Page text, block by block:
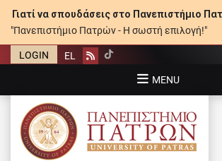
Γιατί να σπουδάσεις στο Πανεπιστήμιο
"Πανεπιστήμιο Πατρών - Η σωστή επιλογή!"
LOGIN EL Rss
MENU
ΠΑΝΕΠΙΣΤΉΜΙΟ